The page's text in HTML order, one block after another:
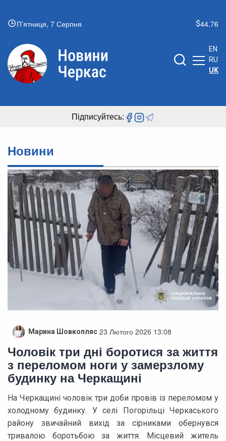
П’ятниця, 7 Серпня 44.76
EN
RU
UK
Підписуйтесь:
Новини
Марина Шовкопляс 23 Лютого 2026 13:08
Чоловік три дні боротися за життя
з переломом ноги у замерзлому
будинку на Черкащині
На Черкащині чоловік три доби провів із переломом у
холодному будинку. У селі Погорільці Черкаського
району звичайний вихід за сірниками обернувся
тривалою боротьбою за життя. Місцевий житель